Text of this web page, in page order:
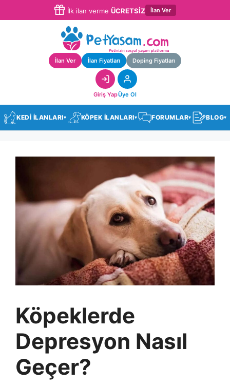
İlk ilan verme ÜCRETSİZ İlan Ver
İlan Ver İlan Fiyatları Doping Fiyatları
Giriş YapÜye Ol
KEDİ İLANLARI▾ KÖPEK İLANLARI▾ FORUMLAR▾ BLOG▾
Köpeklerde
Depresyon Nasıl
Geçer?